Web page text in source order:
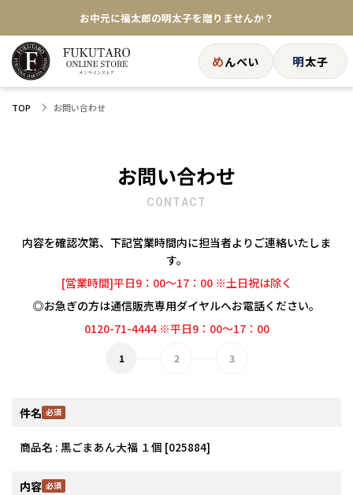
お中元に福太郎の明太子を贈りませんか？
★めんべい25周年記念商品が登場★
【色々な味を試したい方へ】ポストイン！めんべい
めんべい 明太子
TOP お問い合わせ
お問い合わせ
CONTACT
内容を確認次第、下記営業時間内に担当者よりご連絡いたしま
す。
[営業時間]平日9：00～17：00 ※土日祝は除く
◎お急ぎの方は通信販売専用ダイヤルへお電話ください。
0120-71-4444 ※平日9：00～17：00
件名
商品名 : 黒ごまあん大福 １個 [025884]
内容